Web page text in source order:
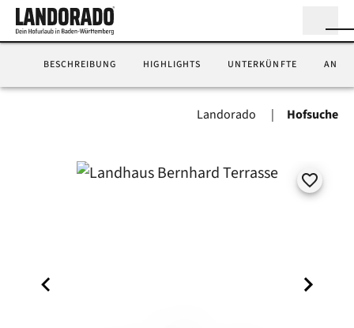
Hofsuche
BESCHREIBUNG HIGHLIGHTS UNTERKÜNFTE